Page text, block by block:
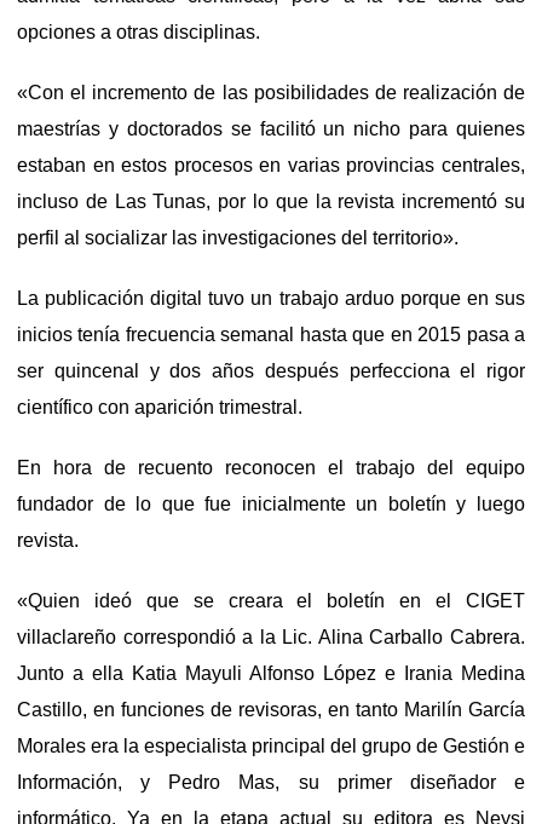
opciones a otras disciplinas.
«Con el incremento de las posibilidades de realización de
maestrías y doctorados se facilitó un nicho para quienes
estaban en estos procesos en varias provincias centrales,
incluso de Las Tunas, por lo que la revista incrementó su
perfil al socializar las investigaciones del territorio».
La publicación digital tuvo un trabajo arduo porque en sus
inicios tenía frecuencia semanal hasta que en 2015 pasa a
ser quincenal y dos años después perfecciona el rigor
científico con aparición trimestral.
En hora de recuento reconocen el trabajo del equipo
fundador de lo que fue inicialmente un boletín y luego
revista.
«Quien ideó que se creara el boletín en el CIGET
villaclareño correspondió a la Lic. Alina Carballo Cabrera.
Junto a ella Katia Mayuli Alfonso López e Irania Medina
Castillo, en funciones de revisoras, en tanto Marilín García
Morales era la especialista principal del grupo de Gestión e
Información, y Pedro Mas, su primer diseñador e
informático. Ya en la etapa actual su editora es Neysi